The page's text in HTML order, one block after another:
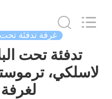
Limited.
غرفة تدفئة
تدفئة تحت
لاسلكي،